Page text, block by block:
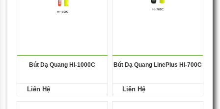
Bút Dạ Quang HI-1000C
Liên Hệ
Bút Dạ Quang LinePlus HI-700C
Liên Hệ